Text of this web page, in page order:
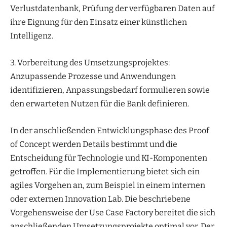
Verlustdatenbank, Prüfung der verfügbaren Daten auf
ihre Eignung für den Einsatz einer künstlichen
Intelligenz.
3. Vorbereitung des Umsetzungsprojektes:
Anzupassende Prozesse und Anwendungen
identifizieren, Anpassungsbedarf formulieren sowie
den erwarteten Nutzen für die Bank definieren.
In der anschließenden Entwicklungsphase des Proof
of Concept werden Details bestimmt und die
Entscheidung für Technologie und KI-Komponenten
getroffen. Für die Implementierung bietet sich ein
agiles Vorgehen an, zum Beispiel in einem internen
oder externen Innovation Lab. Die beschriebene
Vorgehensweise der Use Case Factory bereitet die sich